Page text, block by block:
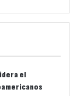
el